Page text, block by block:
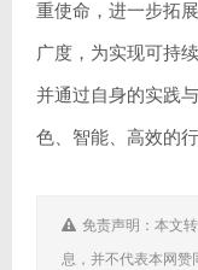
重使命，进一步拓
广度，为实现可持
并通过自身的实践
色、智能、高效的行
免责声明：本文
息，并不代表本网赞